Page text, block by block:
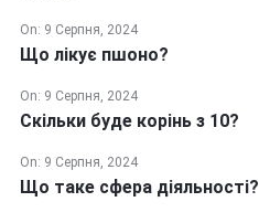
On: 9 Серпня, 2024
Що лікує пшоно?
On: 9 Серпня, 2024
Скільки буде корінь з 10?
On: 9 Серпня, 2024
Що таке сфера діяльності?